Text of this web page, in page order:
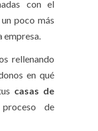
con el
poco más
empresa.
rellenando
en qué
casas de
de